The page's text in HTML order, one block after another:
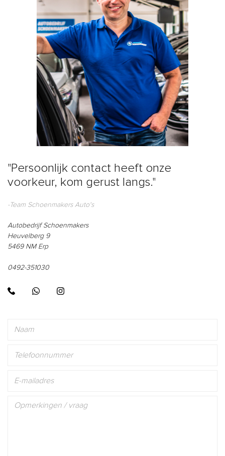
"Persoonlijk contact heeft onze
voorkeur, kom gerust langs."
-Team Schoenmakers Auto's
Autobedrijf Schoenmakers
Heuvelberg 9
5469 NM Erp
0492-351030